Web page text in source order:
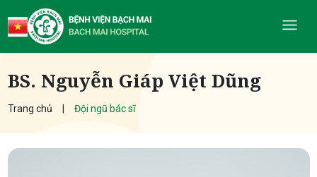
BS. Nguyễn Giáp Việt Dũng
Trang chủ Đội ngũ bác sĩ